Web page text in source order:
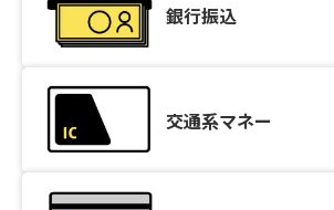
銀行振込
交通系マネー